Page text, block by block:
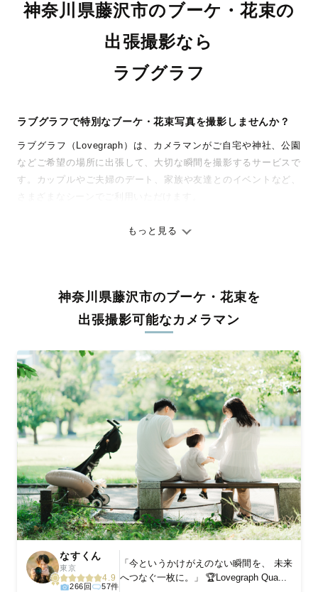
神奈川県藤沢市のブーケ・花束の
出張撮影なら
ラブグラフ
ラブグラフで特別なブーケ・花束写真を撮影しませんか？
ラブグラフ（Lovegraph）は、カメラマンがご自宅や神社、公園
などご希望の場所に出張して、大切な瞬間を撮影するサービスで
す。カップルやご夫婦のデート、家族や友達とのイベントなど、
ありのままの空気感を大切に、何十年経っても見返したくなるよ
料金は全国どこでも一律。わかりやすく安心の価格設定です。オ
リジナルの研修と厳正な審査に合格し、撮影技術やホスピタリテ
ィを身につけたプロのカメラマンが全国47都道府県に在籍してい
験をお届けします。
丁寧なレタッチで思い出を美しく仕上げます
撮影後は、独自の編集技術で写真の明るさや色合いを丁寧に調
整。自然な雰囲気を残しつつも、おしゃれで洗練された仕上がり
に。きっと「こんな写真を撮ってほしかった！」と思える一枚に
出会えます。まずは、ラブグラフの
撮影事例をご覧ください。
もっと見る
神奈川県藤沢市のブーケ・花束を
出張撮影可能なカメラマン
なすくん
東京
4.9
266回 57件
「今というかけがえのない瞬間を、 未来
へつなぐ一枚に。」 🏆Lovegraph Qua...